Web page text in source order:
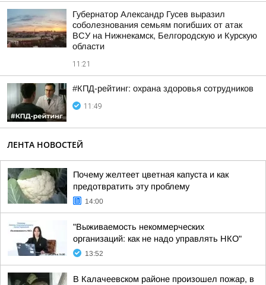
Губернатор Александр Гусев выразил
соболезнования семьям погибших от атак
ВСУ на Нижнекамск, Белгородскую и Курскую
области
11:21
#КПД-рейтинг: охрана здоровья сотрудников
11:49
ЛЕНТА НОВОСТЕЙ
Почему желтеет цветная капуста и как
предотвратить эту проблему
14:00
"Выживаемость некоммерческих
организаций: как не надо управлять НКО"
13:52
В Калачеевском районе произошел пожар, в